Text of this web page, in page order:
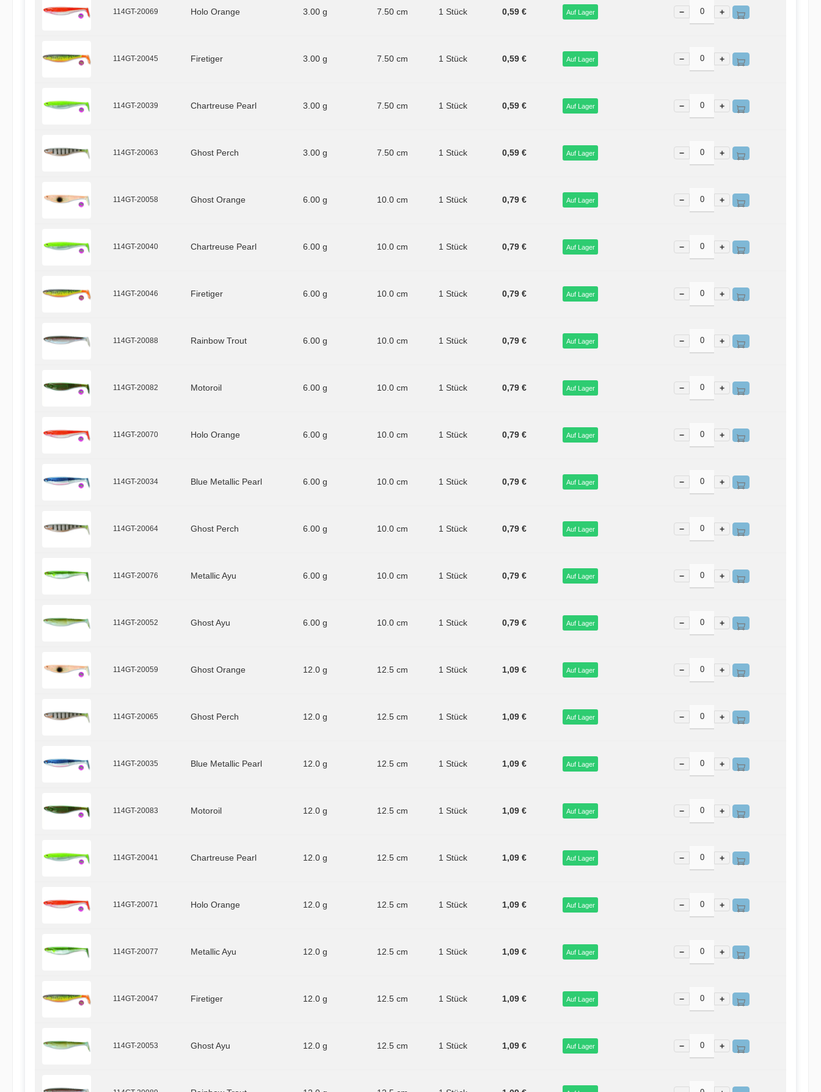
114GT-20069 Holo Orange 3.00 g 7.50 cm 1 Stück 0,59 € Auf Lager − +
114GT-20045 Firetiger 3.00 g 7.50 cm 1 Stück 0,59 € Auf Lager − +
114GT-20039 Chartreuse Pearl 3.00 g 7.50 cm 1 Stück 0,59 € Auf Lager − +
114GT-20063 Ghost Perch 3.00 g 7.50 cm 1 Stück 0,59 € Auf Lager − +
114GT-20058 Ghost Orange 6.00 g 10.0 cm 1 Stück 0,79 € Auf Lager − +
114GT-20040 Chartreuse Pearl 6.00 g 10.0 cm 1 Stück 0,79 € Auf Lager − +
114GT-20046 Firetiger 6.00 g 10.0 cm 1 Stück 0,79 € Auf Lager − +
114GT-20088 Rainbow Trout 6.00 g 10.0 cm 1 Stück 0,79 € Auf Lager − +
114GT-20082 Motoroil 6.00 g 10.0 cm 1 Stück 0,79 € Auf Lager − +
114GT-20070 Holo Orange 6.00 g 10.0 cm 1 Stück 0,79 € Auf Lager − +
114GT-20034 Blue Metallic Pearl 6.00 g 10.0 cm 1 Stück 0,79 € Auf Lager − +
114GT-20064 Ghost Perch 6.00 g 10.0 cm 1 Stück 0,79 € Auf Lager − +
114GT-20076 Metallic Ayu 6.00 g 10.0 cm 1 Stück 0,79 € Auf Lager − +
114GT-20052 Ghost Ayu 6.00 g 10.0 cm 1 Stück 0,79 € Auf Lager − +
114GT-20059 Ghost Orange 12.0 g 12.5 cm 1 Stück 1,09 € Auf Lager − +
114GT-20065 Ghost Perch 12.0 g 12.5 cm 1 Stück 1,09 € Auf Lager − +
114GT-20035 Blue Metallic Pearl 12.0 g 12.5 cm 1 Stück 1,09 € Auf Lager − +
114GT-20083 Motoroil 12.0 g 12.5 cm 1 Stück 1,09 € Auf Lager − +
114GT-20041 Chartreuse Pearl 12.0 g 12.5 cm 1 Stück 1,09 € Auf Lager − +
114GT-20071 Holo Orange 12.0 g 12.5 cm 1 Stück 1,09 € Auf Lager − +
114GT-20077 Metallic Ayu 12.0 g 12.5 cm 1 Stück 1,09 € Auf Lager − +
114GT-20047 Firetiger 12.0 g 12.5 cm 1 Stück 1,09 € Auf Lager − +
114GT-20053 Ghost Ayu 12.0 g 12.5 cm 1 Stück 1,09 € Auf Lager − +